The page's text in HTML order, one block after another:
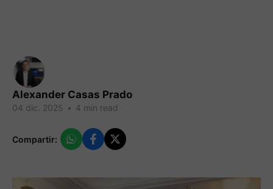
Alexander Casas Prado
04 dic. 2025 • 4 min read
Compartir: